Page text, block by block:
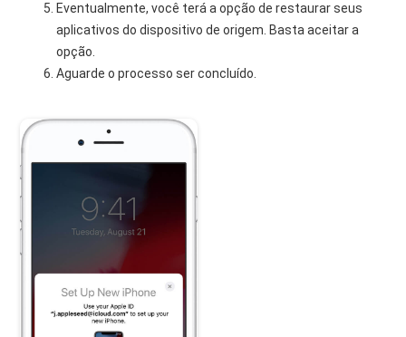
Eventualmente, você terá a opção de restaurar seus
aplicativos do dispositivo de origem. Basta aceitar a
opção.
Aguarde o processo ser concluído.